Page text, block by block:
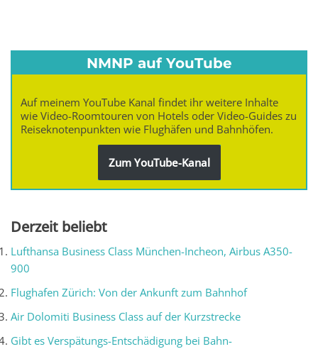
NMNP auf YouTube
Auf meinem YouTube Kanal findet ihr weitere Inhalte
wie Video-Roomtouren von Hotels oder Video-Guides zu
Reiseknotenpunkten wie Flughäfen und Bahnhöfen.
Zum YouTube-Kanal
Derzeit beliebt
Lufthansa Business Class München-Incheon, Airbus A350-
900
Flughafen Zürich: Von der Ankunft zum Bahnhof
Air Dolomiti Business Class auf der Kurzstrecke
Gibt es Verspätungs-Entschädigung bei Bahn-